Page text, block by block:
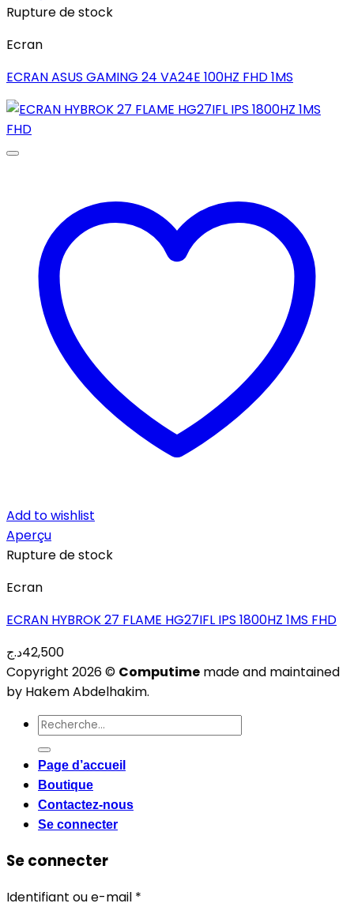
Rupture de stock
Ecran
ECRAN ASUS GAMING 24 VA24E 100HZ FHD 1MS
Add to wishlist
Aperçu
Rupture de stock
Ecran
ECRAN HYBROK 27 FLAME HG27IFL IPS 1800HZ 1MS FHD
42,500د.ج
Copyright 2026 © Computime made and maintained
by Hakem Abdelhakim.
Recherche
pour :
Page d’accueil
Boutique
Contactez-nous
Se connecter
Se connecter
Identifiant ou e-mail *